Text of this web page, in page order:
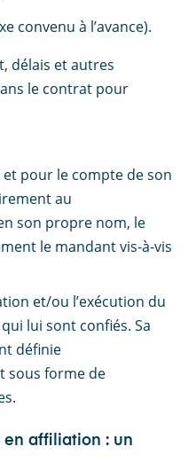
convenu à l’avance).
délais et autres
le contrat pour
pour le compte de son
au
son propre nom, le
le mandant vis-à-vis
et/ou l’exécution du
lui sont confiés. Sa
définie
sous forme de
affiliation : un